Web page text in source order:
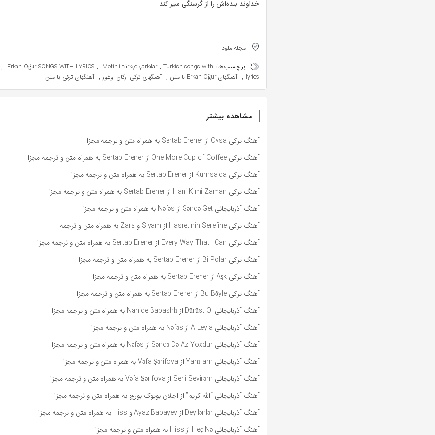
خداوند بنده‌اش را از گرسنگی سیر کند
مجله ملود
برچسب‌ها: , Erkan Oğur SONGS WITH LYRICS , Metinli türkçe şarkılar , Turkish songs with
lyrics
, آهنگهای Erkan Oğur با متن , آهنگهای ترکی ارکان اوغور , آهنگهای ترکی با متن
مشاهده بیشتر
آهنگ ترکی Oysa از Sertab Erener به همراه متن و ترجمه مجزا
آهنگ ترکی One More Cup of Coffee از Sertab Erener به همراه متن و ترجمه مجزا
آهنگ ترکی Kumsalda از Sertab Erener به همراه متن و ترجمه مجزا
آهنگ ترکی Hani Kimi Zaman از Sertab Erener به همراه متن و ترجمه مجزا
آهنگ آذربایجانی Səndə Get از Nəfəs به همراه متن و ترجمه مجزا
آهنگ ترکی Hasretinin Serefine از Siyam و Zara به همراه متن و ترجمه
آهنگ ترکی Every Way That I Can از Sertab Erener به همراه متن و ترجمه مجزا
آهنگ ترکی Bi Polar از Sertab Erener به همراه متن و ترجمه مجزا
آهنگ ترکی Aşk از Sertab Erener به همراه متن و ترجمه مجزا
آهنگ ترکی Bu Böyle از Sertab Erener به همراه متن و ترجمه مجزا
آهنگ آذربایجانی Dürüst Ol از Nahide Babashlı به همراه متن و ترجمه مجزا
آهنگ آذربایجانی A Leyla از Nəfəs به همراه متن و ترجمه مجزا
آهنگ آذربایجانی Səndə Də Az Yoxdur از Nəfəs به همراه متن و ترجمه مجزا
آهنگ آذربایجانی Yanıram از Vəfa Şərifova به همراه متن و ترجمه مجزا
آهنگ آذربایجانی Seni Sevirəm از Vəfa Şərifova به همراه متن و ترجمه مجزا
آهنگ آذربایجانی “الله کریم” از اجلان بویوک بورچ به همراه متن و ترجمه مجزا
آهنگ آذربایجانی Deyilənlər از Ayaz Babayev و Hiss به همراه متن و ترجمه مجزا
آهنگ آذربایجانی Heç Nə از Hiss به همراه متن و ترجمه مجزا